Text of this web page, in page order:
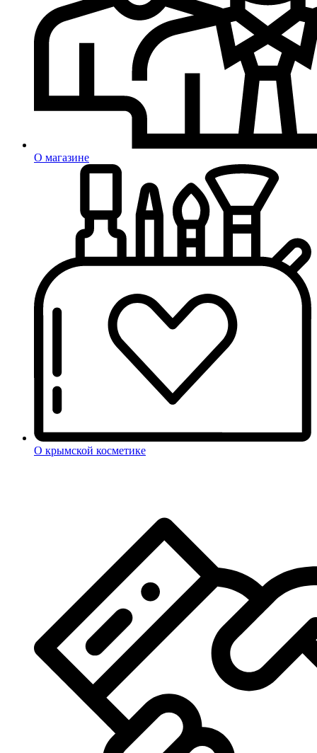
О магазине
О крымской косметике